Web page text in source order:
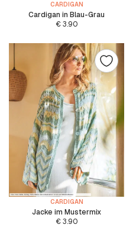
CARDIGAN
Cardigan in Blau-Grau
€3.90
CARDIGAN
Jacke im Mustermix
€3.90